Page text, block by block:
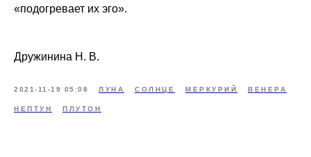
«подогревает их эго».
Дружинина Н. В.
2021-11-19 05:08 ЛУНА СОЛНЦЕ МЕРКУРИЙ ВЕНЕРА
НЕПТУН ПЛУТОН